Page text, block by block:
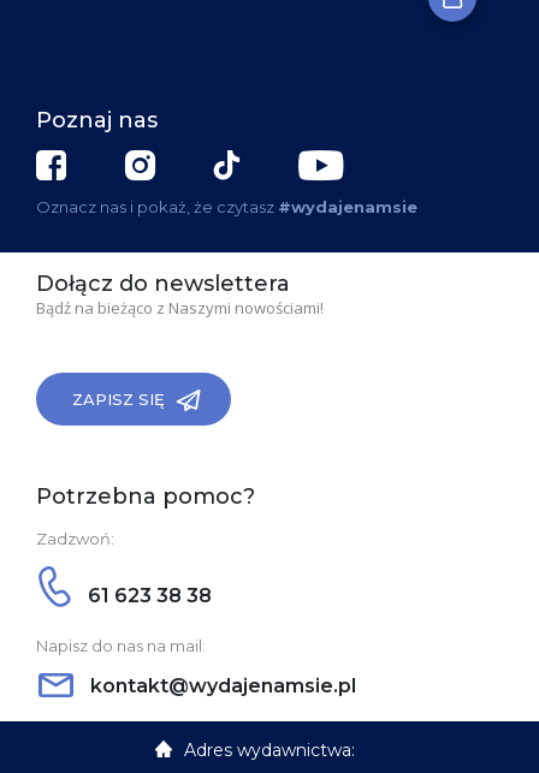
Poznaj nas
Oznacz nas i pokaż, że czytasz #wydajenamsie
Dołącz do newslettera
Bądź na bieżąco z Naszymi nowościami!
ZAPISZ SIĘ
Potrzebna pomoc?
Zadzwoń:
61 623 38 38
Napisz do nas na mail:
kontakt@wydajenamsie.pl
Adres wydawnictwa: